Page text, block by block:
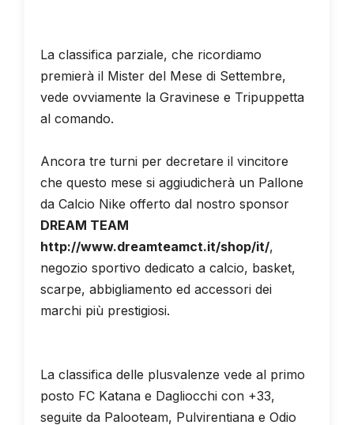
La classifica parziale, che ricordiamo
premierà il Mister del Mese di Settembre,
vede ovviamente la Gravinese e Tripuppetta
al comando.
Ancora tre turni per decretare il vincitore
che questo mese si aggiudicherà un Pallone
da Calcio Nike offerto dal nostro sponsor
DREAM TEAM
http://www.dreamteamct.it/shop/it/,
negozio sportivo dedicato a calcio, basket,
scarpe, abbigliamento ed accessori dei
marchi più prestigiosi.
La classifica delle plusvalenze vede al primo
posto FC Katana e Dagliocchi con +33,
seguite da Palooteam, Pulvirentiana e Odio